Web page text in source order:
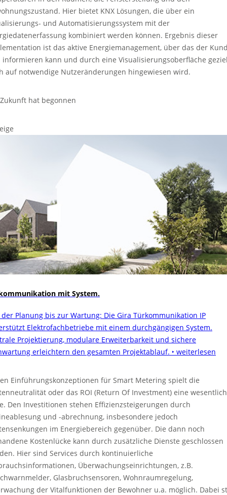
Hier bietet KNX Lösungen, die über ein
und Automatisierungssystem mit der
kombiniert werden können. Ergebnis dieser
ist das aktive Energiemanagement, über das der
informieren kann und durch eine Visualisierungsoberfläche
auf notwendige Nutzeränderungen hingewiesen wird.
hat begonnen
mit System.
der Planung bis zur Wartung: Die Gira Türkommunikation IP
Elektrofachbetriebe mit einem durchgängigen System.
Projektierung, modulare Erweiterbarkeit und sichere
erleichtern den gesamten Projektablauf. ‣ weiterlesen
Einführungskonzeptionen für Smart Metering spielt die
oder das ROI (Return Of Investment) eine
Den Investitionen stehen Effizienzsteigerungen durch
und -abrechnung, insbesondere jedoch
im Energiebereich gegenüber. Die dann noch
Kostenlücke kann durch zusätzliche Dienste geschlossen
Hier sind Services durch kontinuierliche
Überwachungseinrichtungen, z.B.
Glasbruchsensoren, Wohnraumregelung,
der Vitalfunktionen der Bewohner u.a. möglich. Dabei